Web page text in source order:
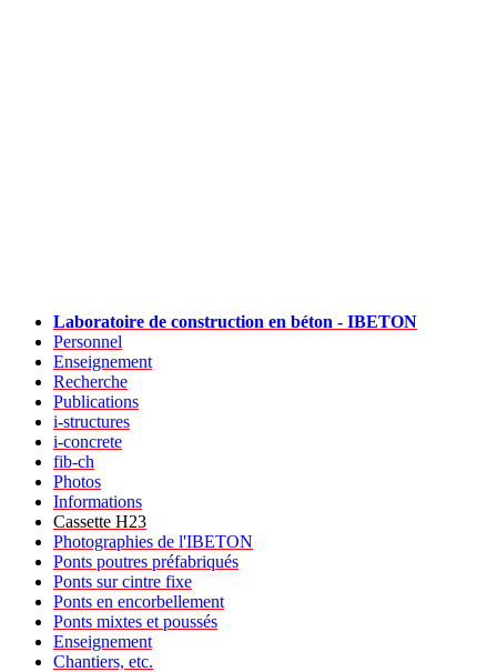
Laboratoire de construction en béton - IBETON
Personnel
Enseignement
Recherche
Publications
i-structures
i-concrete
fib-ch
Photos
Informations
Cassette H23
Photographies de l'IBETON
Ponts poutres préfabriqués
Ponts sur cintre fixe
Ponts en encorbellement
Ponts mixtes et poussés
Enseignement
Chantiers, etc.